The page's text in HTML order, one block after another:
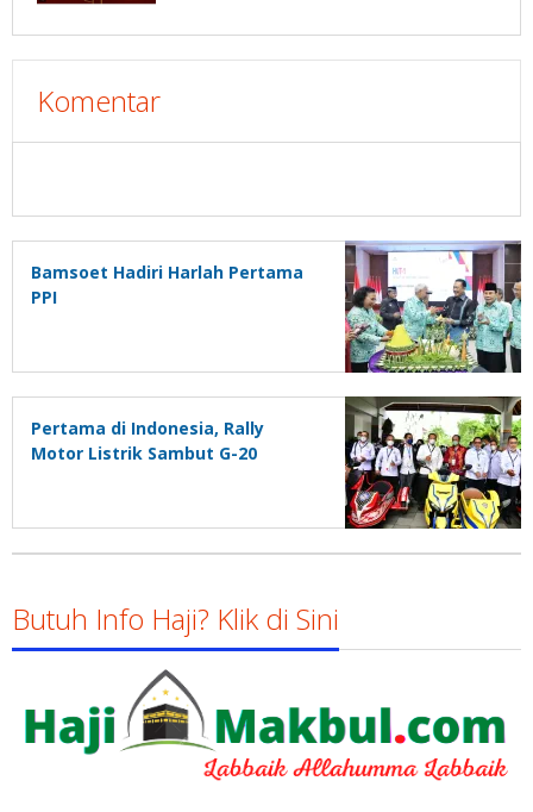
Komentar
Bamsoet Hadiri Harlah Pertama
PPI
Pertama di Indonesia, Rally
Motor Listrik Sambut G-20
Butuh Info Haji? Klik di Sini